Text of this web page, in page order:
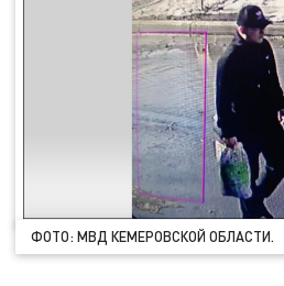
ФОТО: МВД КЕМЕРОВСКОЙ ОБЛАСТИ.